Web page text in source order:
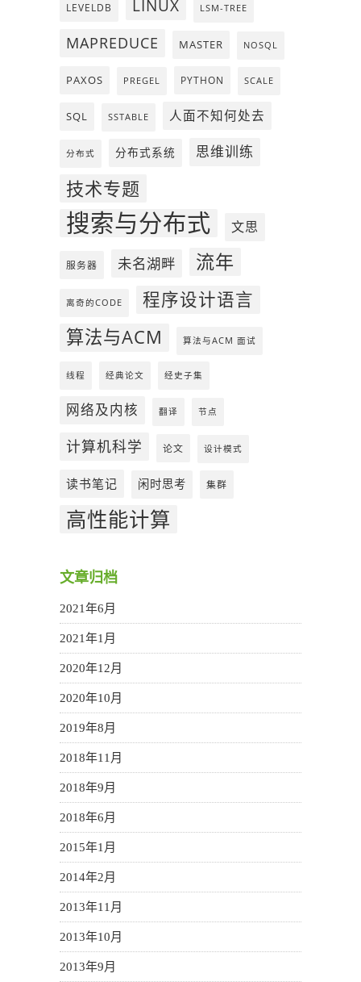
LEVELDB LINUX LSM-TREE
MAPREDUCE MASTER NOSQL
PAXOS PREGEL PYTHON SCALE
SQL SSTABLE 人面不知何处去
分布式 分布式系统 思维训练
技术专题
搜索与分布式 文思
服务器 未名湖畔 流年
离奇的CODE 程序设计语言
算法与ACM 算法与ACM 面试
线程 经典论文 经史子集
网络及内核 翻译 节点
计算机科学 论文 设计模式
读书笔记 闲时思考 集群
高性能计算
文章归档
2021年6月
2021年1月
2020年12月
2020年10月
2019年8月
2018年11月
2018年9月
2018年6月
2015年1月
2014年2月
2013年11月
2013年10月
2013年9月